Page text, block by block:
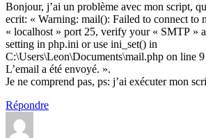
Bonjour, j’ai un problème avec mon script,
ecrit: « Warning: mail(): Failed to connect to
« localhost » port 25, verify your « SMTP »
setting in php.ini or use ini_set() in
C:\Users\Leon\Documents\mail.php on line 9
L’email a été envoyé. ».
Je ne comprend pas, ps: j’ai exécuter mon
Répondre